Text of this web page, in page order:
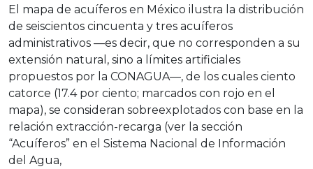
El mapa de acuíferos en México ilustra la distribución
de seiscientos cincuenta y tres acuíferos
administrativos —es decir, que no corresponden a su
extensión natural, sino a límites artificiales
propuestos por la CONAGUA—, de los cuales ciento
catorce (17.4 por ciento; marcados con rojo en el
mapa), se consideran sobreexplotados con base en la
relación extracción-recarga (ver la sección
“Acuíferos” en el Sistema Nacional de Información
del Agua,